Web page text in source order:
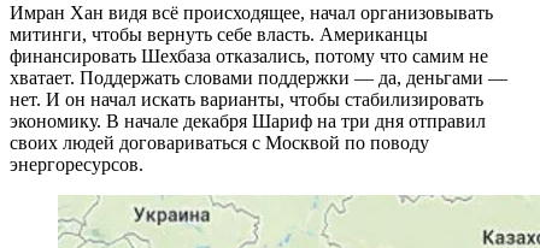
Имран Хан видя всё происходящее, начал организовывать
митинги, чтобы вернуть себе власть. Американцы
финансировать Шехбаза отказались, потому что самим не
хватает. Поддержать словами поддержки — да, деньгами —
нет. И он начал искать варианты, чтобы стабилизировать
экономику. В начале декабря Шариф на три дня отправил
своих людей договариваться с Москвой по поводу
энергоресурсов.